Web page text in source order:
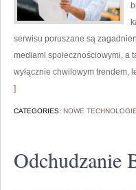
serwisu poruszane są
mediami społecznościowymi, a
wyłącznie chwilowym trendem,
]
CATEGORIES: NOWE TECHNOLOGIE
Odchudzanie